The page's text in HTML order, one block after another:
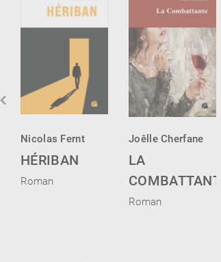
Nicolas Fernt
HÉRIBAN
Roman
Joêlle Cherfane
LA
COMBATTANTE
Roman